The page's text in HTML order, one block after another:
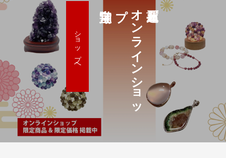
オ
ン
ラ
イ
ン
シ
ョ
ッ
プ
ショップへ